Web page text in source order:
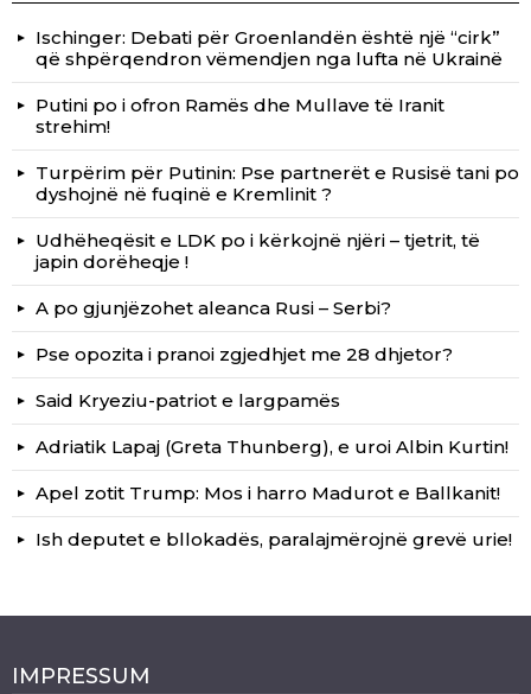
Ischinger: Debati për Groenlandën është një “cirk”
që shpërqendron vëmendjen nga lufta në Ukrainë
Putini po i ofron Ramës dhe Mullave të Iranit
strehim!
Turpërim për Putinin: Pse partnerët e Rusisë tani po
dyshojnë në fuqinë e Kremlinit ?
Udhëheqësit e LDK po i kërkojnë njëri – tjetrit, të
japin dorëheqje !
A po gjunjëzohet aleanca Rusi – Serbi?
Pse opozita i pranoi zgjedhjet me 28 dhjetor?
Said Kryeziu-patriot e largpamës
Adriatik Lapaj (Greta Thunberg), e uroi Albin Kurtin!
Apel zotit Trump: Mos i harro Madurot e Ballkanit!
Ish deputet e bllokadës, paralajmërojnë grevë urie!
IMPRESSUM